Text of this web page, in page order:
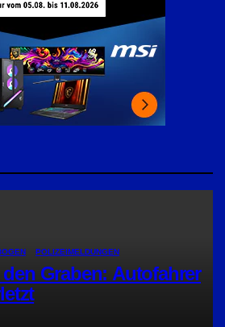
POLIZEIMELDUNGEN
Graben: Autofahrer